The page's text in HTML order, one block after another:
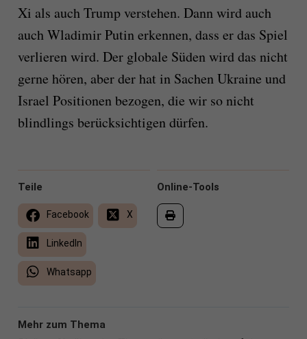
Xi als auch Trump verstehen. Dann wird auch
auch Wladimir Putin erkennen, dass er das Spiel
verlieren wird. Der globale Süden wird das nicht
gerne hören, aber der hat in Sachen Ukraine und
Israel Positionen bezogen, die wir so nicht
blindlings berücksichtigen dürfen.
Online-Tools
Teile
Facebook X
LinkedIn
Whatsapp
Mehr zum Thema